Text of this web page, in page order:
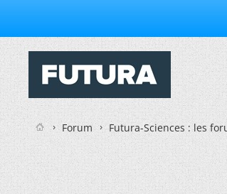
Forum Futura-Sciences : les